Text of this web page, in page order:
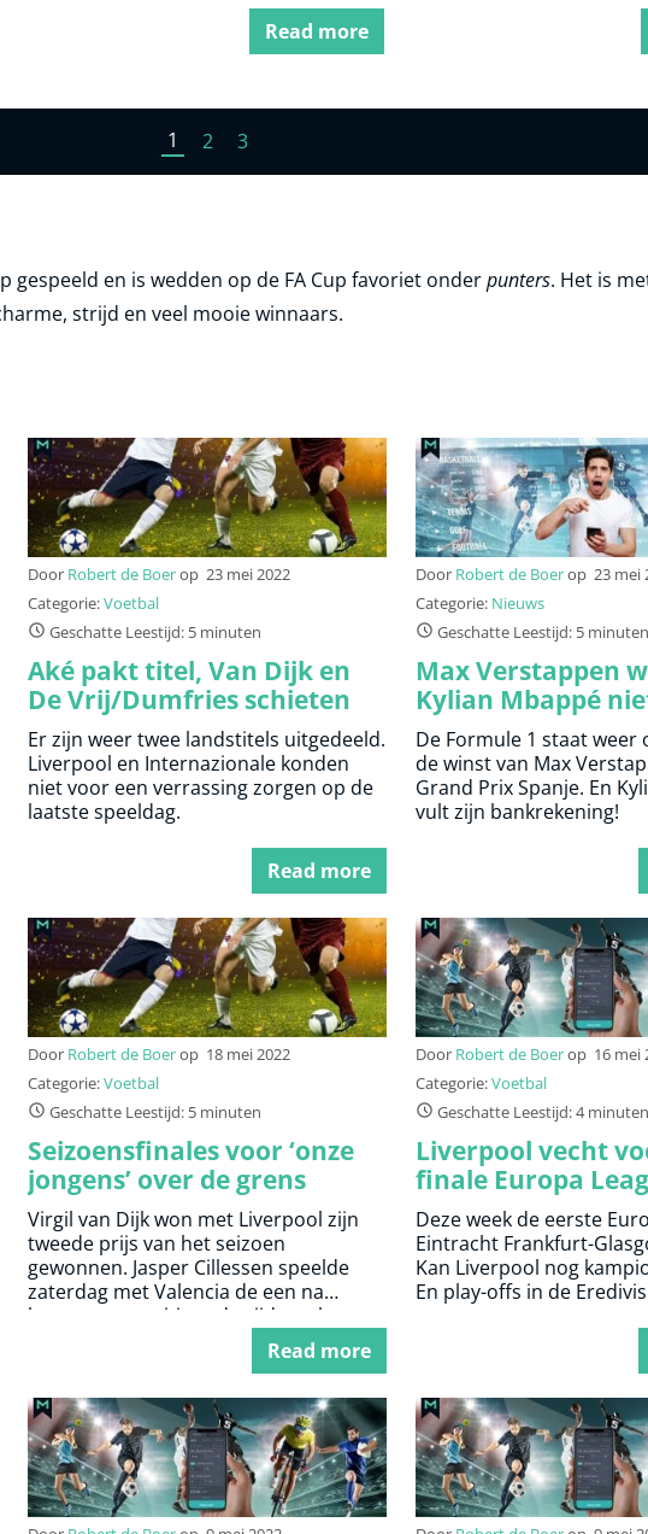
Read more
1 2 3
gespeeld en is wedden op de FA Cup favoriet onderpunters. Het is
strijd en veel mooie winnaars.
Door Robert de Boerop23 mei 2022
Categorie:Voetbal
Geschatte Leestijd: 5 minuten
Aké pakt titel, Van Dijk en
De Vrij/Dumfries schieten
mis
Er zijn weer twee landstitels uitgedeeld.
Liverpool en Internazionale konden
niet voor een verrassing zorgen op de
laatste speeldag.
Read more
Door Robert de Boerop 23 mei
Categorie: Nieuws
Geschatte Leestijd: 5 minuten
Max Verstappen
Kylian Mbappé
Real Madrid
De Formule 1 staat weer
de winst van Max
Grand Prix Spanje. En
vult zijn bankrekening!
Door Robert de Boerop 18 mei 2022
Categorie:Voetbal
Geschatte Leestijd: 5 minuten
Seizoensfinales voor ‘onze
jongens’ over de grens
Virgil van Dijk won met Liverpool zijn
tweede prijs van het seizoen
gewonnen. Jasper Cillessen speelde
zaterdag met Valencia de een na
laatste competitiewedstrijd van het
Read more
Door Robert de Boerop 16 mei
Categorie:Voetbal
Geschatte Leestijd: 4 minuten
Liverpool vecht
finale Europa
play-offs Eredivisie
Deze week de eerste
Eintracht Frankfurt-
Kan Liverpool nog
En play-offs in de